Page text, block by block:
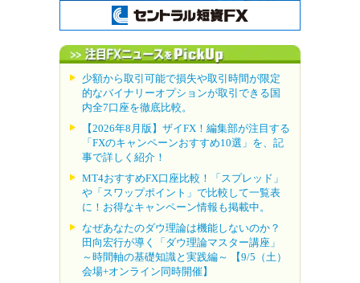
少額から取引可能で損失や取引時間が限定
的なバイナリーオプションが取引できる国
内全7口座を徹底比較。
【2026年8月版】ザイFX！編集部が注目する
「FXのキャンペーンおすすめ10選」を、記
事で詳しく紹介！
MT4おすすめFX口座比較！「スプレッド」
や「スワップポイント」で比較して一覧表
に！お得なキャンペーン情報も掲載中。
なぜあなたのダウ理論は機能しないのか？
田向宏行が導く「ダウ理論マスター講座」
～時間軸の基礎知識と実践編～ 【9/5（土）
会場+オンライン同時開催】